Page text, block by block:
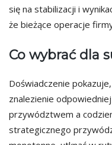
się na stabilizacji i
że bieżące operacje
Co wybrać dla
Doświadczenie
znalezienie
przywództwem a
strategicznego